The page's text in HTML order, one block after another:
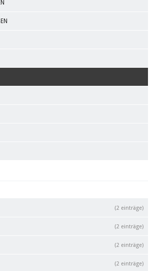
(2 einträge)
(2 einträge)
(2 einträge)
(2 einträge)